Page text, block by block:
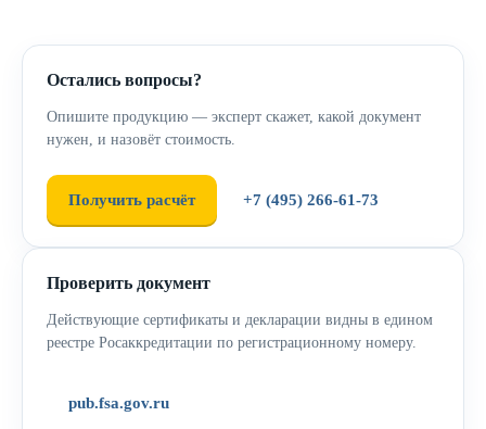
Остались вопросы?
Опишите продукцию — эксперт скажет, какой документ
нужен, и назовёт стоимость.
Получить расчёт +7 (495) 266-61-73
Проверить документ
Действующие сертификаты и декларации видны в едином
реестре Росаккредитации по регистрационному номеру.
pub.fsa.gov.ru